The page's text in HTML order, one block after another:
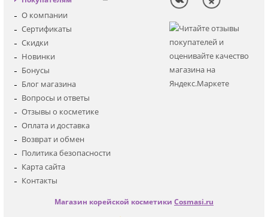
Для глаз
Для тела
Наборы
Детская
Регистрация
О компании
Сертификаты
Скидки
Новинки
Бонусы
Блог магазина
Вопросы и ответы
Отзывы о косметике
Оплата и доставка
Возврат и обмен
Политика безопасности
Карта сайта
Контакты
Магазин корейской косметики Cosmasi.ru